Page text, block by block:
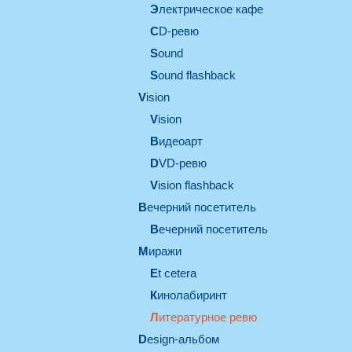
электрическое кафе
CD-ревю
sound
Sound flashback
vision
vision
видеоарт
DVD-ревю
Vision flashback
вечерний посетитель
вечерний посетитель
миражи
et cetera
кинолабиринт
литературное ревю
design-альбом